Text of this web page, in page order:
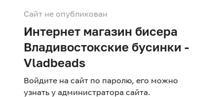
Сайт не опубликован
Интернет магазин бисера
Владивостокские бусинки -
Vladbeads
Войдите на сайт по паролю, его можно
узнать у администратора сайта.